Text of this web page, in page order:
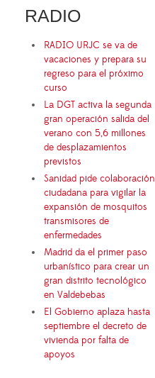
RADIO
RADIO URJC se va de
vacaciones y prepara su
regreso para el próximo
curso
La DGT activa la segunda
gran operación salida del
verano con 5,6 millones
de desplazamientos
previstos
Sanidad pide colaboración
ciudadana para vigilar la
expansión de mosquitos
transmisores de
enfermedades
Madrid da el primer paso
urbanístico para crear un
gran distrito tecnológico
en Valdebebas
El Gobierno aplaza hasta
septiembre el decreto de
vivienda por falta de
apoyos